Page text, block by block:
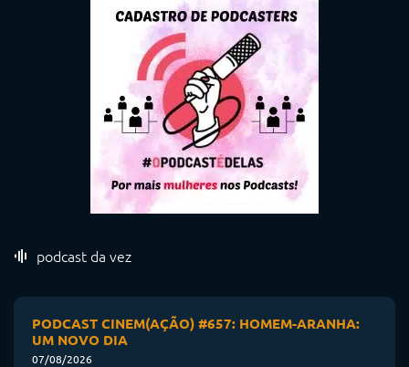
podcast da vez
PODCAST CINEM(AÇÃO) #657: HOMEM-ARANHA:
UM NOVO DIA
07/08/2026